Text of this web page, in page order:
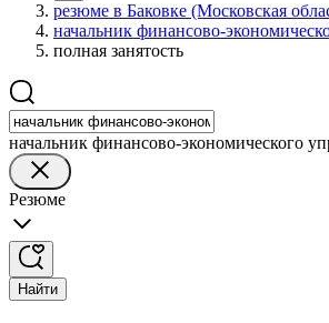
резюме в Баковке (Московская
начальник финансово-
полная занятость
начальник финансово-экономического
Резюме
Найти